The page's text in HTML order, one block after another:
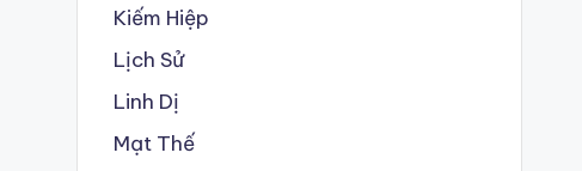
Kiếm Hiệp
Lịch Sử
Linh Dị
Mạt Thế